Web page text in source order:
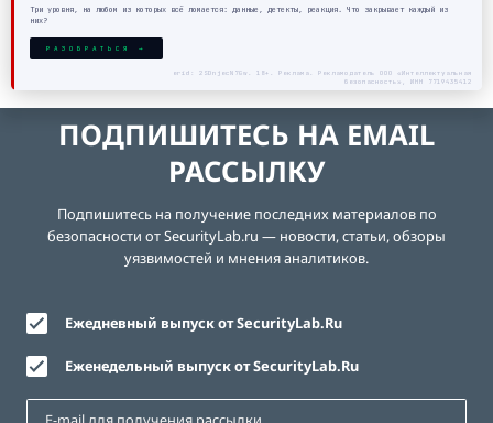
Три уровня, на любом из которых всё ломается: данные, детекты, реакция. Что закрывает каждый из
них?
РАЗОБРАТЬСЯ →
erid: 2SDnjecN7Gw. 18+. Реклама. Рекламодатель ООО «Интеллектуальная
безопасность», ИНН 7719435412
ПОДПИШИТЕСЬ НА EMAIL
РАССЫЛКУ
Подпишитесь на получение последних материалов по
безопасности от SecurityLab.ru — новости, статьи, обзоры
уязвимостей и мнения аналитиков.
Ежедневный выпуск от SecurityLab.Ru
Еженедельный выпуск от SecurityLab.Ru